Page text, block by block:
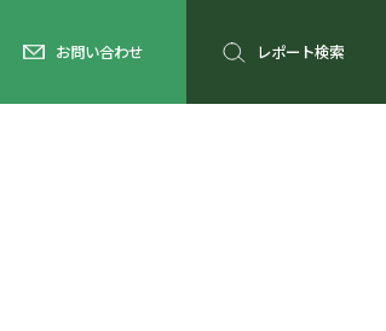
お問い合わせ レポート検索